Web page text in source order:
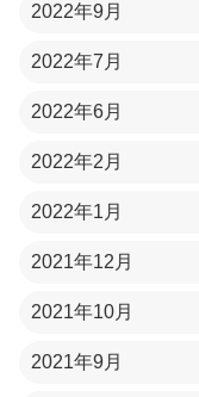
2022年9月
2022年7月
2022年6月
2022年2月
2022年1月
2021年12月
2021年10月
2021年9月